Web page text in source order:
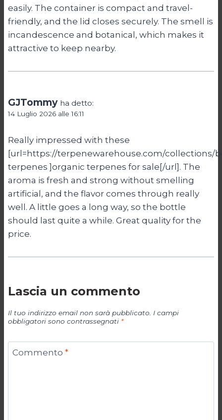
easily. The container is compact and travel-
friendly, and the lid closes securely. The smell is
incandescence and botanical, which makes it
attractive to keep nearby.
GJTommy ha detto:
14 Luglio 2026 alle 16:11
Really impressed with these
[url=https://terpenewarehouse.com/collections/
terpenes ]organic terpenes for sale[/url]. The
aroma is fresh and strong without smelling
artificial, and the flavor comes through really
well. A little goes a long way, so the bottle
should last quite a while. Great quality for the
price.
Lascia un commento
Il tuo indirizzo email non sarà pubblicato. I campi
obbligatori sono contrassegnati *
Commento *